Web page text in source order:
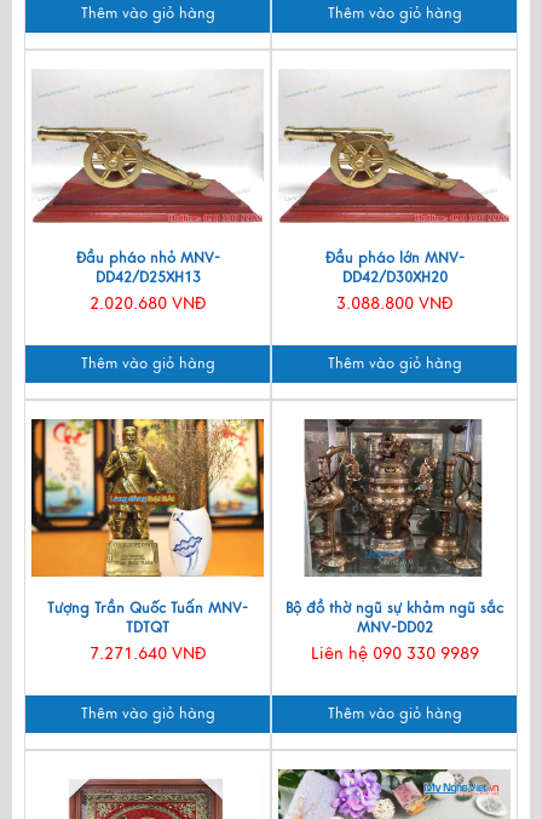
Thêm vào giỏ hàng Thêm vào giỏ hàng
Đầu pháo nhỏ MNV-
DD42/D25XH13
2.020.680 VNĐ
Thêm vào giỏ hàng
Đầu pháo lớn MNV-
DD42/D30XH20
3.088.800 VNĐ
Thêm vào giỏ hàng
Tượng Trần Quốc Tuấn MNV-
TDTQT
7.271.640 VNĐ
Thêm vào giỏ hàng
Bộ đồ thờ ngũ sự khảm ngũ sắc
MNV-DD02
Liên hệ 090 330 9989
Thêm vào giỏ hàng